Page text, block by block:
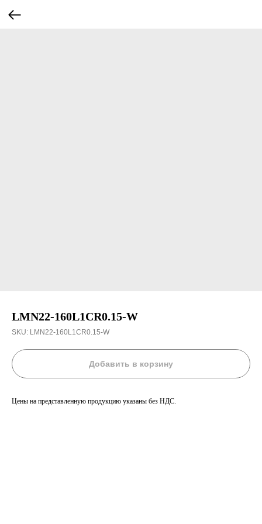
LMN22-160L1CR0.15-W
SKU: LMN22-160L1CR0.15-W
Добавить в корзину
Цены на представленную продукцию указаны без НДС.